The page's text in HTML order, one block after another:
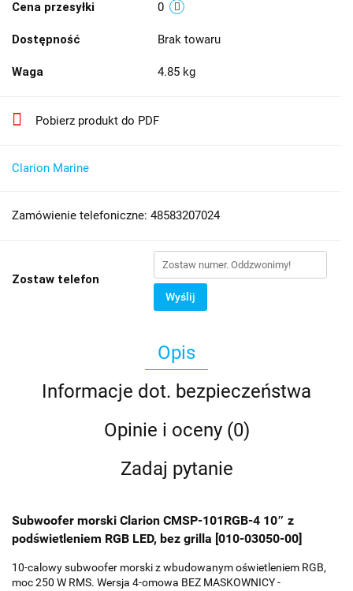
Cena przesyłki 0
Dostępność Brak towaru
Waga 4.85 kg
Pobierz produkt do PDF
Clarion Marine
Zamówienie telefoniczne: 48583207024
Zostaw telefon
Wyślij
Opis
Informacje dot. bezpieczeństwa
Opinie i oceny (0)
Zadaj pytanie
Subwoofer morski Clarion CMSP-101RGB-4 10″ z
podświetleniem RGB LED, bez grilla [010-03050-00]
10-calowy subwoofer morski z wbudowanym oświetleniem RGB,
moc 250 W RMS. Wersja 4-omowa BEZ MASKOWNICY -